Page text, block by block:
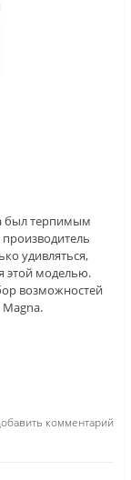
был терпимым
удивляться,
этой моделью.
возможностей
комментарий